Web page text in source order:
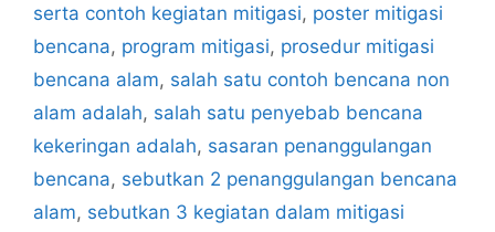
serta contoh kegiatan mitigasi, poster mitigasi
bencana, program mitigasi, prosedur mitigasi
bencana alam, salah satu contoh bencana non
alam adalah, salah satu penyebab bencana
kekeringan adalah, sasaran penanggulangan
bencana, sebutkan 2 penanggulangan bencana
alam, sebutkan 3 kegiatan dalam mitigasi